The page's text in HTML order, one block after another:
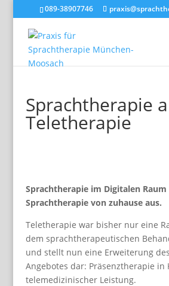
089-38907746
Sprachtherapie
Teletherapie
Sprachtherapie im Digitalen
Sprachtherapie von zuhause aus.
Teletherapie war bisher nur eine
dem sprachtherapeutischen
und stellt nun eine Erweiterung
Angebotes dar: Präsenztherapie
telemedizinischer Leistung.